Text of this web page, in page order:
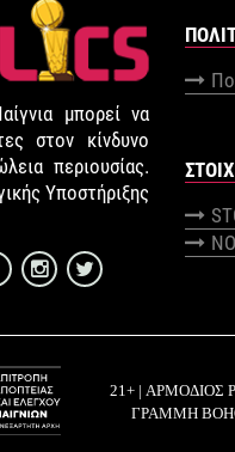
μπορεί να
στον κίνδυνο
περιουσίας.
Υποστήριξης